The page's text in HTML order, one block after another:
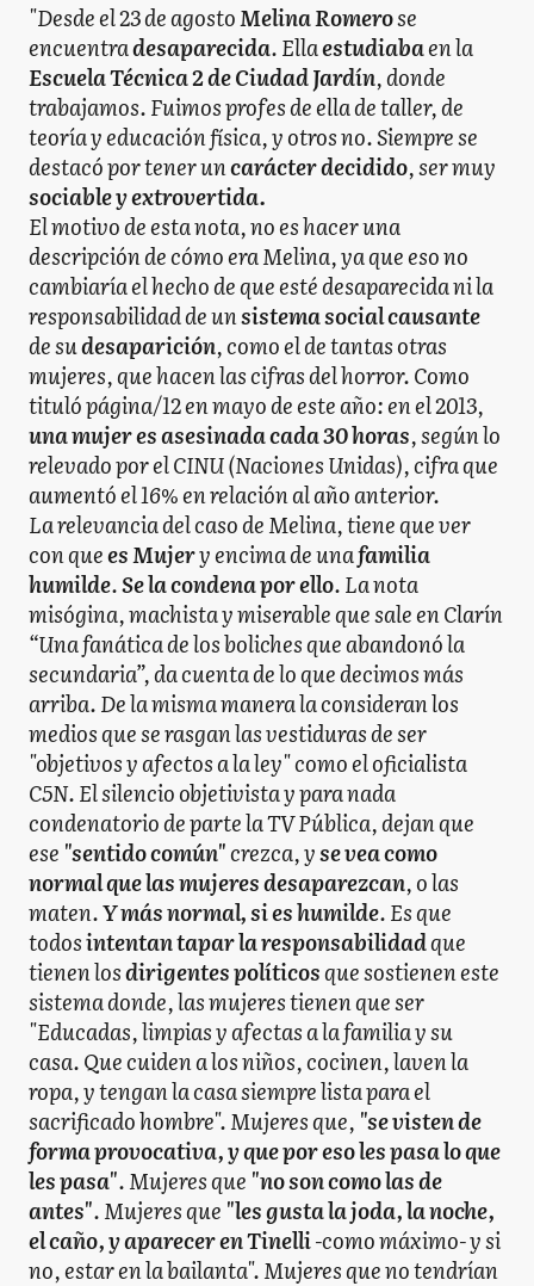
"Desde el 23 de agostoMelina Romerose
encuentradesaparecida. Ellaestudiabaen la
Escuela Técnica 2 de Ciudad Jardín, donde
trabajamos. Fuimos profes de ella de taller, de
teoría y educación física, y otros no. Siempre se
destacó por tener uncarácter decidido, ser muy
sociable y extrovertida.
El motivo de esta nota, no es hacer una
descripción de cómo era Melina, ya que eso no
cambiaría el hecho de que esté desaparecida ni la
responsabilidad de unsistema social causante
de sudesaparición, como el de tantas otras
mujeres, que hacen las cifras del horror. Como
tituló página/12 en mayo de este año: en el 2013,
una mujer es asesinada cada 30 horas, según lo
relevado por el CINU (Naciones Unidas), cifra que
aumentó el 16% en relación al año anterior.
La relevancia del caso de Melina, tiene que ver
con quees Mujery encima de unafamilia
humilde.Se la condena por ello. La nota
misógina, machista y miserable que sale en Clarín
“Una fanática de los boliches que abandonó la
secundaria”, da cuenta de lo que decimos más
arriba. De la misma manera la consideran los
medios que se rasgan las vestiduras de ser
"objetivos y afectos a la ley" como el oficialista
C5N. El silencio objetivista y para nada
condenatorio de parte la TV Pública, dejan que
ese "sentido común"crezca, yse vea como
normal que las mujeres desaparezcan, o las
maten.Y más normal, si es humilde. Es que
todosintentan tapar la responsabilidadque
tienen losdirigentes políticosque sostienen este
sistema donde, las mujeres tienen que ser
"Educadas, limpias y afectas a la familia y su
casa. Que cuiden a los niños, cocinen, laven la
ropa, y tengan la casa siempre lista para el
sacrificado hombre". Mujeres que, "se visten de
forma provocativa, y que por eso les pasa lo que
les pasa". Mujeres que "no son como las de
antes". Mujeres que "les gusta la joda, la noche,
el caño, y aparecer en Tinelli-como máximo- y si
no, estar en la bailanta". Mujeres que no tendrían